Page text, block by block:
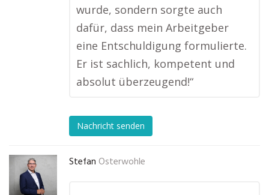
wurde, sondern sorgte auch
dafür, dass mein Arbeitgeber
eine Entschuldigung formulierte.
Er ist sachlich, kompetent und
absolut überzeugend!“
Nachricht senden
Stefan Osterwohle